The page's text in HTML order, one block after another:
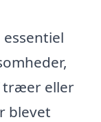
træer eller
blevet